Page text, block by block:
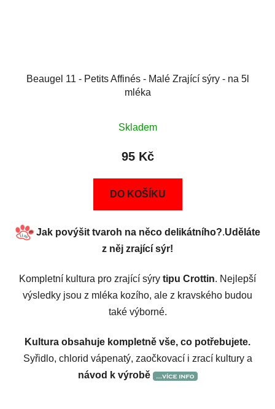
Beaugel 11 - Petits Affinés - Malé Zrající sýry - na 5l
mléka
Skladem
95 Kč
DO KOŠÍKU
Jak povýšit tvaroh na něco delikátního?.Uděláte
z něj zrající sýr!
Kompletní kultura pro zrající sýry tipu Crottin. Nejlepší
výsledky jsou z mléka kozího, ale z kravského budou
také výborné.
Kultura obsahuje kompletně vše, co potřebujete.
Syřidlo, chlorid vápenatý, zaočkovací i zrací kultury a
návod k výrobě